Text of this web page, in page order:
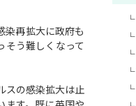
染再拡大に政府も
そう難しくなって
スの感染拡大は止